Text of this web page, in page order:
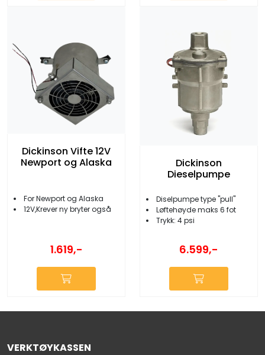
Dickinson Vifte 12V
Newport og Alaska
For Newport og Alaska
12V,Krever ny bryter også
1.619,-
Dickinson
Dieselpumpe
Diselpumpe type ''pull''
Løftehøyde maks 6 fot
Trykk: 4 psi
6.599,-
VERKTØYKASSEN